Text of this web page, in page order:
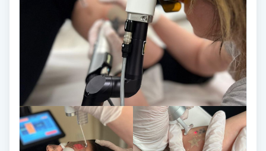
LPG-behandling
LPG-massage
Luggklippning